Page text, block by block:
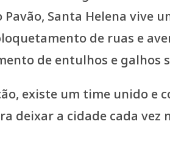
Santa Helena vive
de ruas e
de entulhos e galhos
existe um time unido
deixar a cidade cada vez